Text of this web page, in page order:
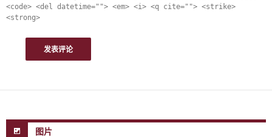
<code> <del datetime=""> <em> <i> <q cite=""> <strike>
<strong>
图片